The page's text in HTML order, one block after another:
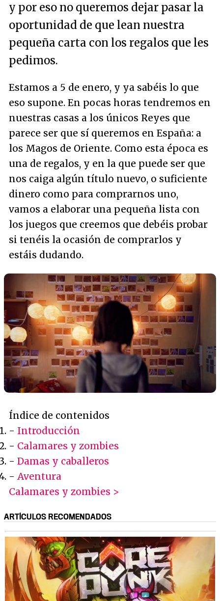
y por eso no queremos dejar pasar la
oportunidad de que lean nuestra
pequeña carta con los regalos que les
pedimos.
Estamos a 5 de enero, y ya sabéis lo que
eso supone. En pocas horas tendremos en
nuestras casas a los únicos Reyes que
parece ser que sí queremos en España: a
los Magos de Oriente. Como esta época es
una de regalos, y en la que puede ser que
nos caiga algún título nuevo, o suficiente
dinero como para comprarnos uno,
vamos a elaborar una pequeña lista con
los juegos que creemos que debéis probar
si tenéis la ocasión de comprarlos y
estáis dudando.
Índice de contenidos
- Introducción
- Calamares y zombies
- Damas y caballeros
- Aventura
Calamares y zombies >
ARTÍCULOS RECOMENDADOS